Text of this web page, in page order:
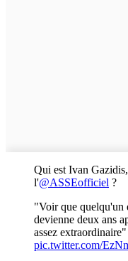
Qui est Ivan
l'@ASSEofficiel ?
"Voir que quelqu'un
devienne deux ans
assez extraordinaire"
pic.twitter.com/